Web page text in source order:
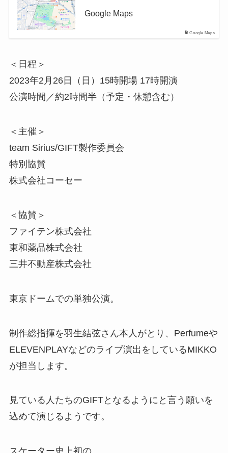
Google Maps
Google Maps
＜日程＞
2023年2月26日（日）15時開場 17時開演
公演時間／約2時間半（予定・休憩含む）
＜主催＞
team Sirius/GIFT製作委員会
特別協賛
株式会社コーセー
＜協賛＞
ファイテン株式会社
東和薬品株式会社
三井不動産株式会社
東京ドームでの単独公演。
制作総指揮を羽生結弦さん本人がとり、Perfumeや
ELEVENPLAYなどのライブ演出をしているMIKKO
が担当します。
見ている人たちのGIFTとなるようにと言う願いを
込めて演じるようです。